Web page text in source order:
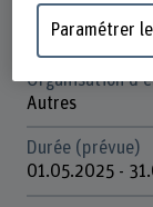
Institut(s)
S / Institut de
Organisation
Autres
Durée (prévue)
01.05.2025 -
Paramétrer